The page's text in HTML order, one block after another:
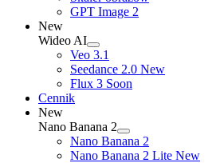
GPT Image 2
New
Wideo AI
Veo 3.1
Seedance 2.0 New
Flux 3 Soon
Cennik
New
Nano Banana 2
Nano Banana 2
Nano Banana 2 Lite New